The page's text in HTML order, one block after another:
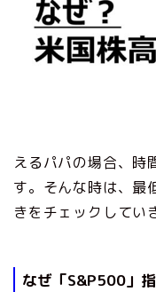
えるパパの場合、時
す。そんな時は、最
きをチェックしてい
なぜ「S&P500」